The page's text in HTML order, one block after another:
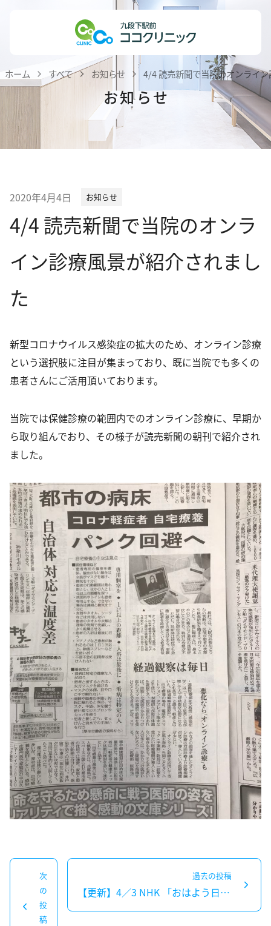
私達の理念
医師紹介
診療案内
小児科
生活習慣病
予防接種
新型コロナウイルス抗体検査
花粉症治療
オンライン診療
アクセス
お問い合わせ
アンチエイジング
お知らせ
ホーム すべて お知らせ 4/4 読売新聞で当院のオンライ
お知らせ
4/4 読売新聞で当院のオンラ
イン診療風景が紹介されまし
た
2020年4月4日
新型コロナウイルス感染症の拡大のため、オンライン診療
という選択肢に注目が集まっており、既に当院でも多くの
患者さんにご活用頂いております。
当院では保健診療の範囲内でのオンライン診療に、早期か
ら取り組んでおり、その様子が読売新聞の朝刊で紹介され
ました。
投
過去の投稿
去
【更新】4／3 NHK 「おはよう日本」で当院が紹介されました
次
の
投
稿